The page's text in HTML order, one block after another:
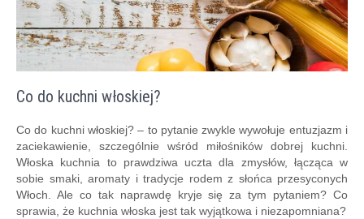
Co do kuchni włoskiej?
Co do kuchni włoskiej? – to pytanie zwykle wywołuje entuzjazm i
zaciekawienie, szczególnie wśród miłośników dobrej kuchni.
Włoska kuchnia to prawdziwa uczta dla zmysłów, łącząca w
sobie smaki, aromaty i tradycje rodem z słońca przesyconych
Włoch. Ale co tak naprawdę kryje się za tym pytaniem? Co
sprawia, że kuchnia włoska jest tak wyjątkowa i niezapomniana?